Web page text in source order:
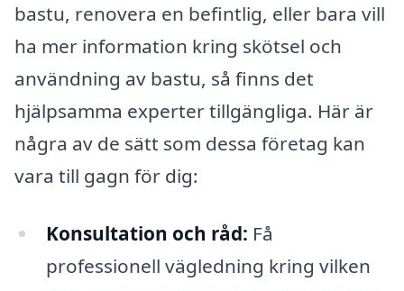
bastu, renovera en befintlig, eller bara vill
ha mer information kring skötsel och
användning av bastu, så finns det
hjälpsamma experter tillgängliga. Här är
några av de sätt som dessa företag kan
vara till gagn för dig:
Konsultation och råd: Få
professionell vägledning kring vilken